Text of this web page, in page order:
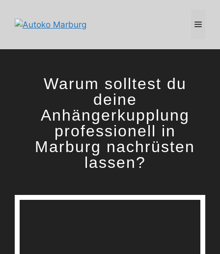
Inhalt
springen
Warum solltest du
deine
Anhängerkupplung
professionell in
Marburg nachrüsten
lassen?